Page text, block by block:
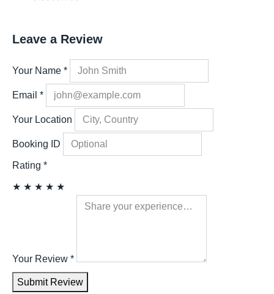
Leave a Review
Your Name *
Email *
Your Location
Booking ID
Rating *
★ ★ ★ ★ ★
Your Review *
Submit Review